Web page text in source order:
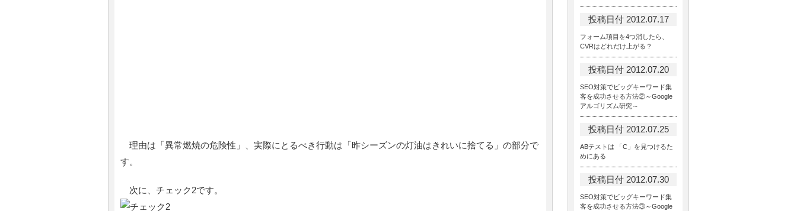
理由は「異常燃焼の危険性」、実際にとるべき行動は「昨シーズンの灯油はきれいに捨てる」の部分で
す。
次に、チェック2です。
投稿日付 2012.07.17
フォーム項目を4つ消したら、
CVRはどれだけ上がる？
投稿日付 2012.07.20
SEO対策でビッグキーワード集
客を成功させる方法②～Google
アルゴリズム研究～
投稿日付 2012.07.25
ABテストは 「C」を見つけるた
めにある
投稿日付 2012.07.30
SEO対策でビッグキーワード集
客を成功させる方法③～Google